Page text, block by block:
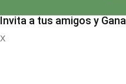
Invita a tus amigos y Gana
X